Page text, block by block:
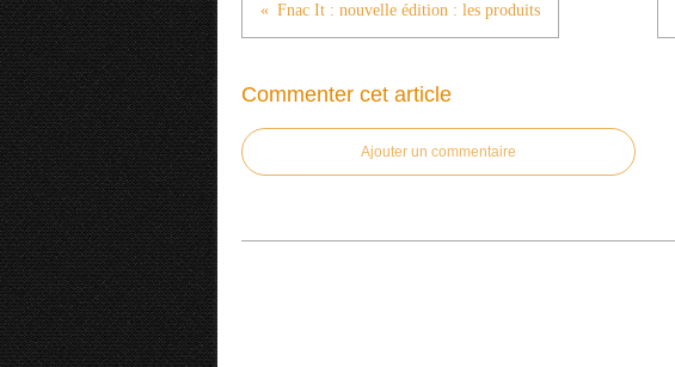
Fnac It : nouvelle édition : les produits
Commenter cet article
Ajouter un commentaire